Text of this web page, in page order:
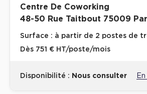
Centre De Coworking
48-50 Rue Taitbout 75009
Surface : à partir de 2 postes de
Dès 751 € HT/poste/mois
Disponibilité : Nous consulter